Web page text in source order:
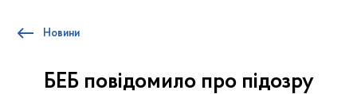
Новини
БЕБ повідомило про підозру